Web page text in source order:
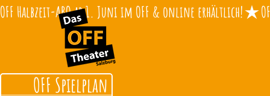
OFF Halbzeit-ABO ab 1. Juni im OFF & online erhältlich!
OFF Spielplan